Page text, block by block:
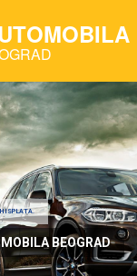
ISPLATA.
BEOGRAD